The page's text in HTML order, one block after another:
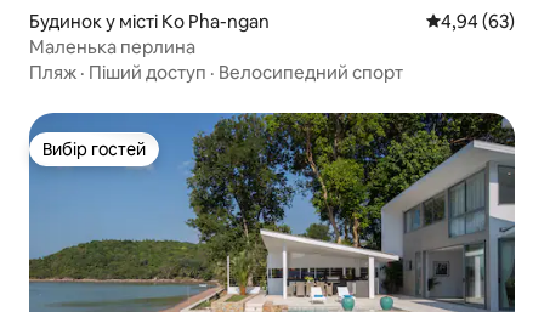
Будинок у місті Ko Pha-ngan Середня
4,94 (63)
Маленька перлина
Пляж · Піший доступ · Велосипедний спорт
Вибір гостей
Вибір гостей